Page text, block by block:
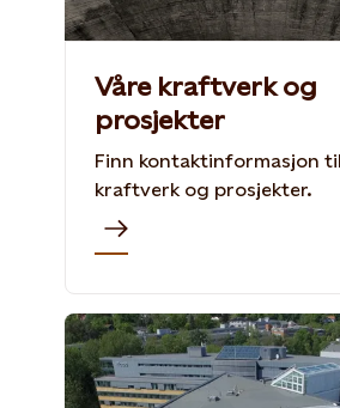
Våre kraftverk og
prosjekter
Finn kontaktinformasjon
kraftverk og prosjekter.